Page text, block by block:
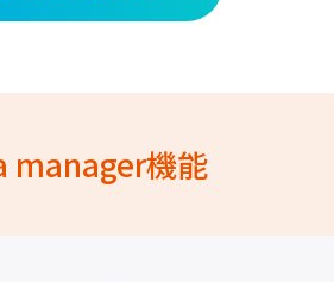
manager機能